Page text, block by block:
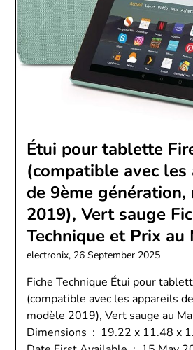
Étui pour tablette
(compatible avec les
de 9ème génération,
2019), Vert sauge
Technique et Prix au
electronix, 26 September 2025
Fiche Technique Étui pour
(compatible avec les appareils
modèle 2019), Vert sauge au
Dimensions ‏ : ‎ 19.22 x 11.48 x 1.47 cm; 130 g